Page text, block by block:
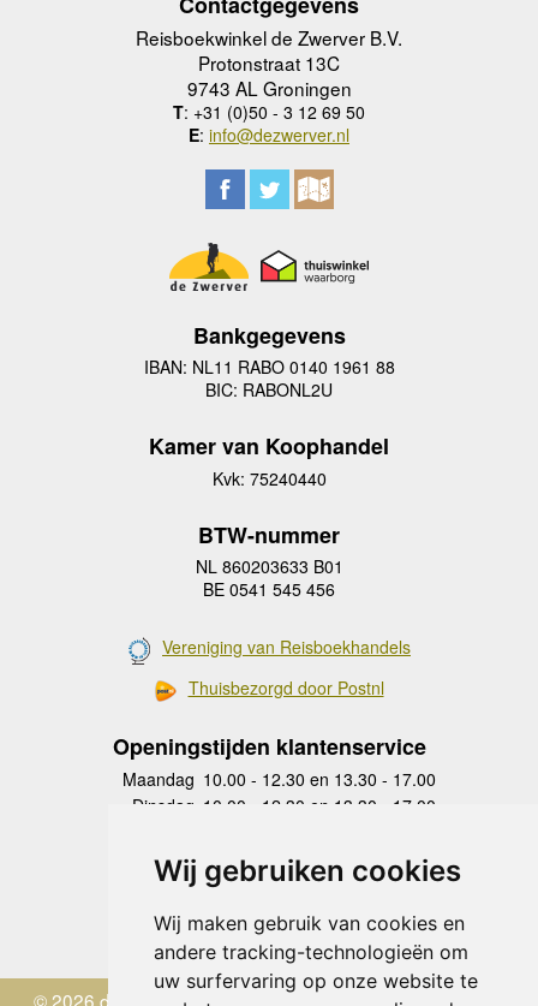
Wij gebruiken cookies
Wij maken gebruik van cookies en
andere tracking-technologieën om
uw surfervaring op onze website te
Reisboekwinkel de Zwerver B.V.
Protonstraat 13C
9743 AL Groningen
T: +31 (0)50 - 3 12 69 50
E: info@dezwerver.nl
Bankgegevens
IBAN: NL11 RABO 0140 1961 88
BIC: RABONL2U
Kamer van Koophandel
Kvk: 75240440
BTW-nummer
NL 860203633 B01
BE 0541 545 456
Vereniging van Reisboekhandels
Thuisbezorgd door Postnl
Openingstijden klantenservice
Maandag 10.00 - 12.30 en 13.30 - 17.00
Dinsdag 10.00 - 12.30 en 13.30 - 17.00
Donderdag
10.00 - 12.30 en 13.30 - 17.00
Vrijdag 10.00 - 12.30 en 13.30 - 17.00
Zaterdag
gesloten
Zondag gesloten
© 2026 de Zwerver